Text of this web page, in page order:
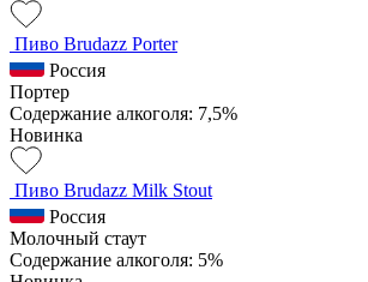
Пиво Brudazz Porter
Россия
Портер
Содержание алкоголя: 7,5%
Новинка
Пиво Brudazz Milk Stout
Россия
Молочный стаут
Содержание алкоголя: 5%